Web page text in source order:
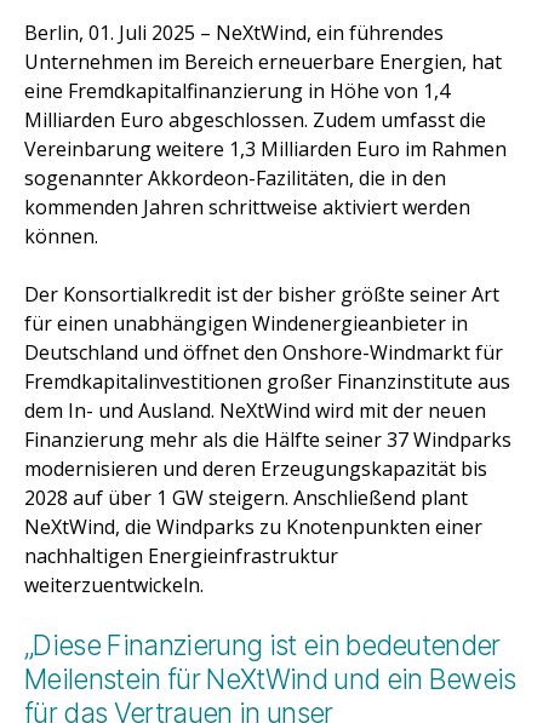
Berlin, 01. Juli 2025 – NeXtWind, ein führendes
Unternehmen im Bereich erneuerbare Energien, hat
eine Fremdkapitalfinanzierung in Höhe von 1,4
Milliarden Euro abgeschlossen. Zudem umfasst die
Vereinbarung weitere 1,3 Milliarden Euro im Rahmen
sogenannter Akkordeon-Fazilitäten, die in den
kommenden Jahren schrittweise aktiviert werden
können.
Der Konsortialkredit ist der bisher größte seiner Art
für einen unabhängigen Windenergieanbieter in
Deutschland und öffnet den Onshore-Windmarkt für
Fremdkapitalinvestitionen großer Finanzinstitute aus
dem In- und Ausland. NeXtWind wird mit der neuen
Finanzierung mehr als die Hälfte seiner 37 Windparks
modernisieren und deren Erzeugungskapazität bis
2028 auf über 1 GW steigern. Anschließend plant
NeXtWind, die Windparks zu Knotenpunkten einer
nachhaltigen Energieinfrastruktur
weiterzuentwickeln.
„Diese Finanzierung ist ein bedeutender
Meilenstein für NeXtWind und ein Beweis
für das Vertrauen in unser